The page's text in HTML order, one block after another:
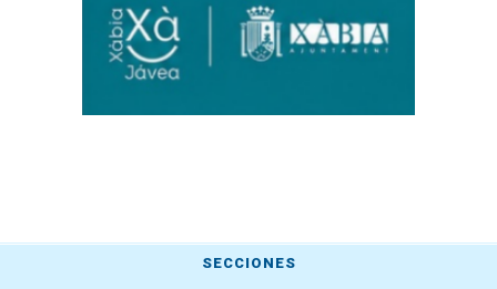
SECCIONES